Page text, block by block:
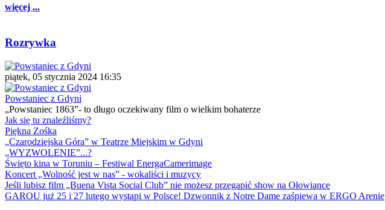
więcej ...
Rozrywka
piątek, 05 stycznia 2024 16:35
Powstaniec z Gdyni
„Powstaniec 1863”- to długo oczekiwany film o wielkim bohaterze
Jak się tu znaleźliśmy?
Piękna Zośka
„Czarodziejska Góra” w Teatrze Miejskim w Gdyni
„WYZWOLENIE”...?
Święto kina w Toruniu – Festiwal EnergaCamerimage
Koncert „Wolność jest w nas” - wokaliści i muzycy
Jeśli lubisz film „Buena Vista Social Club” nie możesz przegapić show na Ołowiance
GAROU już 25 i 27 lutego wystąpi w Polsce! Dzwonnik z Notre Dame zaśpiewa w ERGO Arenie